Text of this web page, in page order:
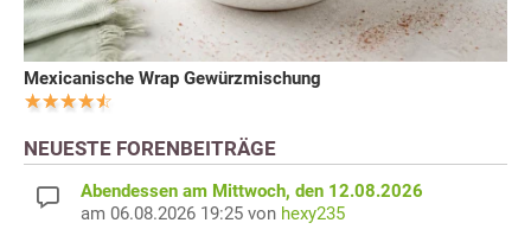
Mexicanische Wrap Gewürzmischung
NEUESTE FORENBEITRÄGE
Abendessen am Mittwoch, den 12.08.2026
am 06.08.2026 19:25 von hexy235